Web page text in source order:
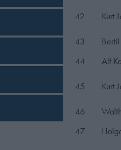
42 Kurt
43
44
Alf
45 Kurt
46
47